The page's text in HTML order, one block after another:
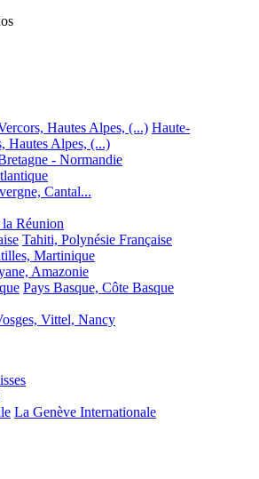
Hautes Alpes, (...) Haute-
Hautes Alpes, (...)
- Normandie
Cantal...
Réunion
Tahiti, Polynésie Française
Martinique
Amazonie
Pays Basque, Côte Basque
Vittel, Nancy
La Genève Internationale